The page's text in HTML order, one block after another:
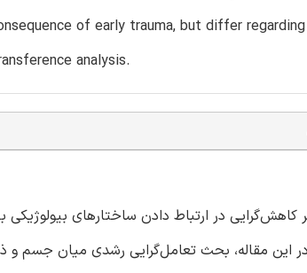
of early trauma, but differ
analysis.
در ارتباط دادن ساختارهای بیولوژیکی
در این مقاله، بحث تعامل‌گرایی رشدی میان